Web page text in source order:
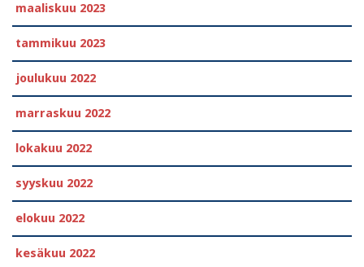
maaliskuu 2023
tammikuu 2023
joulukuu 2022
marraskuu 2022
lokakuu 2022
syyskuu 2022
elokuu 2022
kesäkuu 2022